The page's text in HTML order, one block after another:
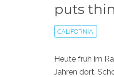
puts
CALIFORNIA
Heute früh im
Jahren dort.